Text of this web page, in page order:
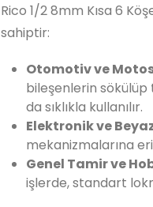
Rico 1/2 8mm Kısa 6
sahiptir:
Otomotiv ve
bileşenlerin sökülüp
da sıklıkla kullanılır.
Elektronik ve
mekanizmalarına
Genel Tamir ve
işlerde, standart